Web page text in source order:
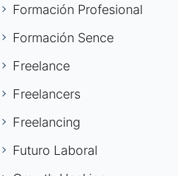
Formación Profesional
Formación Sence
Freelance
Freelancers
Freelancing
Futuro Laboral